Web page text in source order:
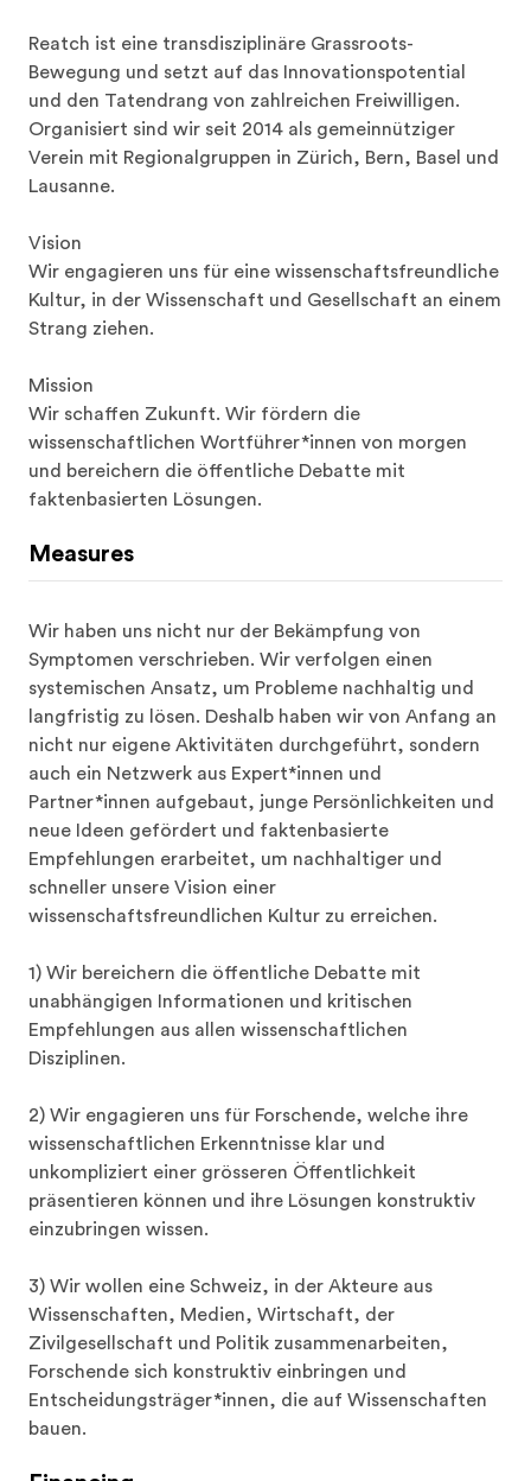
Reatch ist eine transdisziplinäre Grassroots-
Bewegung und setzt auf das Innovationspotential
und den Tatendrang von zahlreichen Freiwilligen.
Organisiert sind wir seit 2014 als gemeinnütziger
Verein mit Regionalgruppen in Zürich, Bern, Basel und
Lausanne.
Vision
Wir engagieren uns für eine wissenschaftsfreundliche
Kultur, in der Wissenschaft und Gesellschaft an einem
Strang ziehen.
Mission
Wir schaffen Zukunft. Wir fördern die
wissenschaftlichen Wortführer*innen von morgen
und bereichern die öffentliche Debatte mit
faktenbasierten Lösungen.
Measures
Wir haben uns nicht nur der Bekämpfung von
Symptomen verschrieben. Wir verfolgen einen
systemischen Ansatz, um Probleme nachhaltig und
langfristig zu lösen. Deshalb haben wir von Anfang an
nicht nur eigene Aktivitäten durchgeführt, sondern
auch ein Netzwerk aus Expert*innen und
Partner*innen aufgebaut, junge Persönlichkeiten und
neue Ideen gefördert und faktenbasierte
Empfehlungen erarbeitet, um nachhaltiger und
schneller unsere Vision einer
wissenschaftsfreundlichen Kultur zu erreichen.
1) Wir bereichern die öffentliche Debatte mit
unabhängigen Informationen und kritischen
Empfehlungen aus allen wissenschaftlichen
Disziplinen.
2) Wir engagieren uns für Forschende, welche ihre
wissenschaftlichen Erkenntnisse klar und
unkompliziert einer grösseren Öffentlichkeit
präsentieren können und ihre Lösungen konstruktiv
einzubringen wissen.
3) Wir wollen eine Schweiz, in der Akteure aus
Wissenschaften, Medien, Wirtschaft, der
Zivilgesellschaft und Politik zusammenarbeiten,
Forschende sich konstruktiv einbringen und
Entscheidungsträger*innen, die auf Wissenschaften
bauen.